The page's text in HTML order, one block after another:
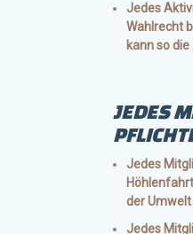
Jedes
Wahlrecht
kann so
JEDES
Jedes
der
Jedes